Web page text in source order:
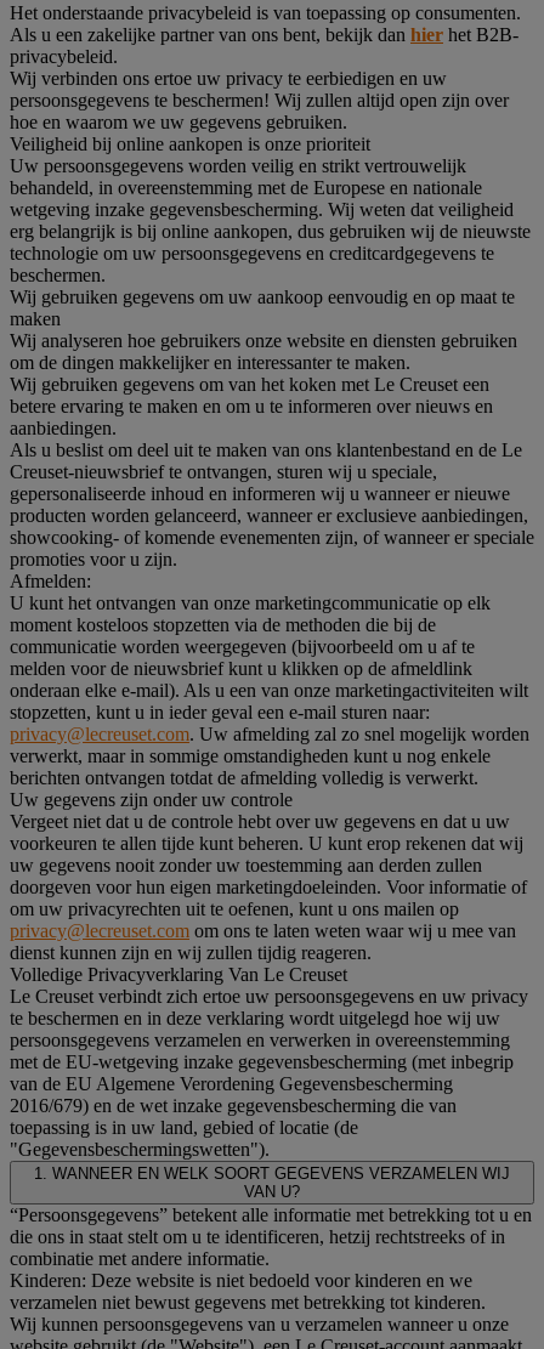
Het onderstaande privacybeleid is van toepassing op consumenten.
Als u een zakelijke partner van ons bent, bekijk dan hier het B2B-
privacybeleid.
Wij verbinden ons ertoe uw privacy te eerbiedigen en uw
persoonsgegevens te beschermen! Wij zullen altijd open zijn over
hoe en waarom we uw gegevens gebruiken.
Veiligheid bij online aankopen is onze prioriteit
Uw persoonsgegevens worden veilig en strikt vertrouwelijk
behandeld, in overeenstemming met de Europese en nationale
wetgeving inzake gegevensbescherming. Wij weten dat veiligheid
erg belangrijk is bij online aankopen, dus gebruiken wij de nieuwste
technologie om uw persoonsgegevens en creditcardgegevens te
beschermen.
Wij gebruiken gegevens om uw aankoop eenvoudig en op maat te
maken
Wij analyseren hoe gebruikers onze website en diensten gebruiken
om de dingen makkelijker en interessanter te maken.
Wij gebruiken gegevens om van het koken met Le Creuset een
betere ervaring te maken en om u te informeren over nieuws en
aanbiedingen.
Als u beslist om deel uit te maken van ons klantenbestand en de Le
Creuset-nieuwsbrief te ontvangen, sturen wij u speciale,
gepersonaliseerde inhoud en informeren wij u wanneer er nieuwe
producten worden gelanceerd, wanneer er exclusieve aanbiedingen,
showcooking- of komende evenementen zijn, of wanneer er speciale
promoties voor u zijn.
Afmelden:
U kunt het ontvangen van onze marketingcommunicatie op elk
moment kosteloos stopzetten via de methoden die bij de
communicatie worden weergegeven (bijvoorbeeld om u af te
melden voor de nieuwsbrief kunt u klikken op de afmeldlink
onderaan elke e-mail). Als u een van onze marketingactiviteiten wilt
stopzetten, kunt u in ieder geval een e-mail sturen naar:
privacy@lecreuset.com. Uw afmelding zal zo snel mogelijk worden
verwerkt, maar in sommige omstandigheden kunt u nog enkele
berichten ontvangen totdat de afmelding volledig is verwerkt.
Uw gegevens zijn onder uw controle
Vergeet niet dat u de controle hebt over uw gegevens en dat u uw
voorkeuren te allen tijde kunt beheren. U kunt erop rekenen dat wij
uw gegevens nooit zonder uw toestemming aan derden zullen
doorgeven voor hun eigen marketingdoeleinden. Voor informatie of
om uw privacyrechten uit te oefenen, kunt u ons mailen op
privacy@lecreuset.com om ons te laten weten waar wij u mee van
dienst kunnen zijn en wij zullen tijdig reageren.
Volledige Privacyverklaring Van Le Creuset
Le Creuset verbindt zich ertoe uw persoonsgegevens en uw privacy
te beschermen en in deze verklaring wordt uitgelegd hoe wij uw
persoonsgegevens verzamelen en verwerken in overeenstemming
met de EU-wetgeving inzake gegevensbescherming (met inbegrip
van de EU Algemene Verordening Gegevensbescherming
2016/679) en de wet inzake gegevensbescherming die van
toepassing is in uw land, gebied of locatie (de
"Gegevensbeschermingswetten").
1. WANNEER EN WELK SOORT GEGEVENS VERZAMELEN WIJ
VAN U?
“Persoonsgegevens” betekent alle informatie met betrekking tot u en
die ons in staat stelt om u te identificeren, hetzij rechtstreeks of in
combinatie met andere informatie.
Kinderen: Deze website is niet bedoeld voor kinderen en we
verzamelen niet bewust gegevens met betrekking tot kinderen.
Wij kunnen persoonsgegevens van u verzamelen wanneer u onze